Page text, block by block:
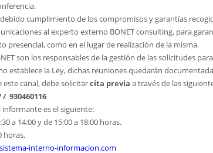
cumplimiento de los compromisos y garantías
al experto externo BONET consulting, para
presencial, como en el lugar de realización de la misma.
son los responsables de la gestión de las solicitudes
establece la Ley, dichas reuniones quedarán
este canal, debe solicitarcita previa a través de las
930460116
es el siguiente:
a 14:00 y de 15:00 a 18:00 horas.
horas.
interno-informacion.com